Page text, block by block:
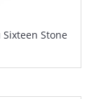
Stone